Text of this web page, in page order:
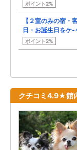
ポイント2%
【２室のみの宿・
日・お誕生日をケ-
ポイント2%
クチコミ4.9★館